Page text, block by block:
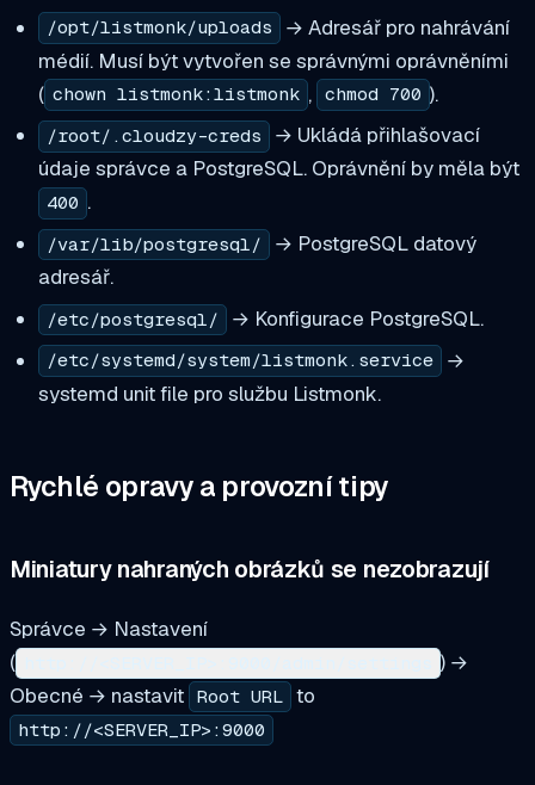
/opt/listmonk/uploads
→ Adresář pro nahrávání
médií. Musí být vytvořen se správnými oprávněními
( chown listmonk:listmonk , chmod 700 ).
/root/.cloudzy-creds
→ Ukládá přihlašovací
údaje správce a PostgreSQL. Oprávnění by měla být
400 .
/var/lib/postgresql/
→ PostgreSQL datový
adresář.
/etc/postgresql/ → Konfigurace PostgreSQL.
/etc/systemd/system/listmonk.service
→
systemd unit file pro službu Listmonk.
Rychlé opravy a provozní tipy
Miniatury nahraných obrázků se nezobrazují
Správce → Nastavení
(
) →
Obecné → nastavit Root URL to
http://<SERVER_IP>:9000